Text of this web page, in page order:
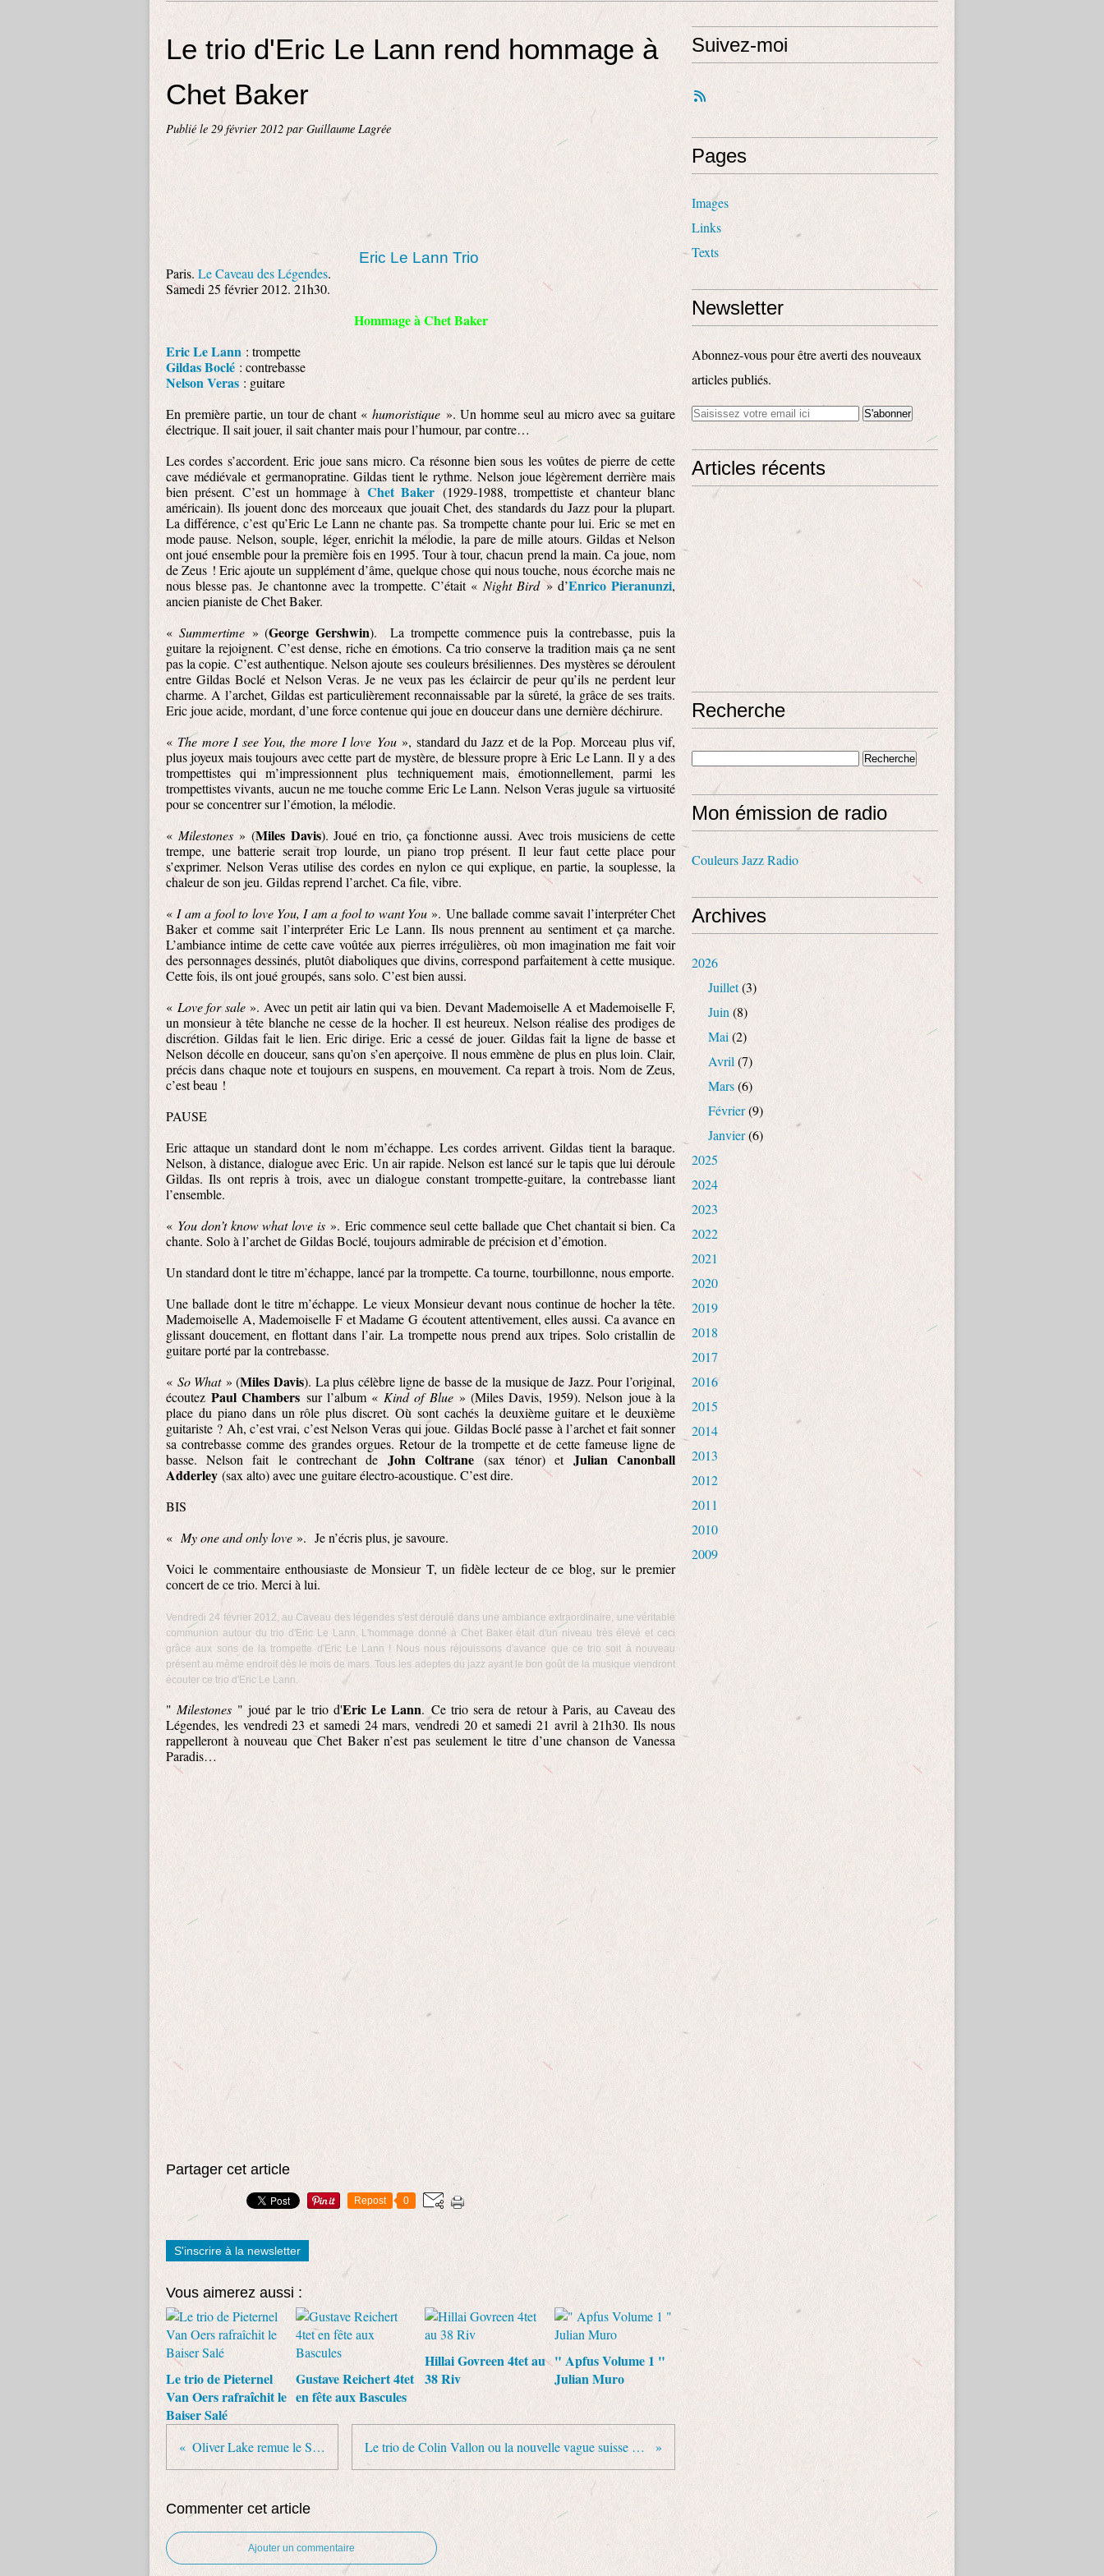
Le trio d'Eric Le Lann rend hommage à
Chet Baker
Publié le 29 février 2012 par Guillaume Lagrée
Eric Le Lann Trio
Paris. Le Caveau des Légendes.
Samedi 25 février 2012. 21h30.
Hommage à Chet Baker
Eric Le Lann : trompette
Gildas Boclé : contrebasse
Nelson Veras : guitare
En première partie, un tour de chant «humoristique ». Un homme seul au micro avec sa guitare
électrique. Il sait jouer, il sait chanter mais pour l’humour, par contre…
Les cordes s’accordent. Eric joue sans micro. Ca résonne bien sous les voûtes de pierre de cette
cave médiévale et germanopratine. Gildas tient le rythme. Nelson joue légèrement derrière mais
bien présent. C’est un hommage à Chet Baker (1929-1988, trompettiste et chanteur blanc
américain). Ils jouent donc des morceaux que jouait Chet, des standards du Jazz pour la plupart.
La différence, c’est qu’Eric Le Lann ne chante pas. Sa trompette chante pour lui. Eric se met en
mode pause. Nelson, souple, léger, enrichit la mélodie, la pare de mille atours. Gildas et Nelson
ont joué ensemble pour la première fois en 1995. Tour à tour, chacun prend la main. Ca joue, nom
de Zeus ! Eric ajoute un supplément d’âme, quelque chose qui nous touche, nous écorche mais ne
nous blesse pas. Je chantonne avec la trompette. C’était « Night Bird» d’Enrico Pieranunzi,
ancien pianiste de Chet Baker.
«Summertime » (George Gershwin).
La trompette commence puis la contrebasse, puis la
guitare la rejoignent. C’est dense, riche en émotions. Ca trio conserve la tradition mais ça ne sent
pas la copie. C’est authentique. Nelson ajoute ses couleurs brésiliennes. Des mystères se déroulent
entre Gildas Boclé et Nelson Veras. Je ne veux pas les éclaircir de peur qu’ils ne perdent leur
charme. A l’archet, Gildas est particulièrement reconnaissable par la sûreté, la grâce de ses traits.
Eric joue acide, mordant, d’une force contenue qui joue en douceur dans une dernière déchirure.
« The more I see You, the more I love You», standard du Jazz et de la Pop.Morceau plus vif,
plus joyeux mais toujours avec cette part de mystère, de blessure propre à Eric Le Lann. Il y a des
trompettistes qui m’impressionnent plus techniquement mais, émotionnellement, parmi les
trompettistes vivants, aucun ne me touche comme Eric Le Lann. Nelson Veras jugule sa virtuosité
pour se concentrer sur l’émotion, la mélodie.
« Milestones» (Miles Davis). Joué en trio, ça fonctionne aussi. Avec trois musiciens de cette
trempe, une batterie serait trop lourde, un piano trop présent. Il leur faut cette place pour
s’exprimer. Nelson Veras utilise des cordes en nylon ce qui explique, en partie, la souplesse, la
chaleur de son jeu. Gildas reprend l’archet. Ca file, vibre.
« I am a fool to love You, I am a fool to want You ». Une ballade comme savait l’interpréter Chet
Baker et comme sait l’interpréter Eric Le Lann. Ils nous prennent au sentiment et ça marche.
L’ambiance intime de cette cave voûtée aux pierres irrégulières, où mon imagination me fait voir
des personnages dessinés, plutôt diaboliques que divins, correspond parfaitement à cette musique.
Cette fois, ils ont joué groupés, sans solo. C’est bien aussi.
« Love for sale». Avec un petit air latin qui va bien. Devant Mademoiselle A et Mademoiselle F,
un monsieur à tête blanche ne cesse de la hocher. Il est heureux. Nelson réalise des prodiges de
discrétion. Gildas fait le lien. Eric dirige. Eric a cessé de jouer. Gildas fait la ligne de basse et
Nelson décolle en douceur, sans qu’on s’en aperçoive. Il nous emmène de plus en plus loin. Clair,
précis dans chaque note et toujours en suspens, en mouvement. Ca repart à trois. Nom de Zeus,
c’est beau !
PAUSE
Eric attaque un standard dont le nom m’échappe. Les cordes arrivent. Gildas tient la baraque.
Nelson, à distance, dialogue avec Eric. Un air rapide. Nelson est lancé sur le tapis que lui déroule
Gildas. Ils ont repris à trois, avec un dialogue constant trompette-guitare, la contrebasse liant
l’ensemble.
« You don’t know what love is ». Eric commence seul cette ballade que Chet chantait si bien. Ca
chante. Solo à l’archet de Gildas Boclé, toujours admirable de précision et d’émotion.
Un standard dont le titre m’échappe, lancé par la trompette. Ca tourne, tourbillonne, nous emporte.
Une ballade dont le titre m’échappe. Le vieux Monsieur devant nous continue de hocher la tête.
Mademoiselle A, Mademoiselle F et Madame G écoutent attentivement, elles aussi. Ca avance en
glissant doucement, en flottant dans l’air. La trompette nous prend aux tripes. Solo cristallin de
guitare porté par la contrebasse.
« So What» (Miles Davis). La plus célèbre ligne de basse de la musique de Jazz. Pour l’original,
écoutezPaul Chambers sur l’album « Kind of Blue» (Miles Davis, 1959). Nelson joue à la
place du piano dans un rôle plus discret. Où sont cachés la deuxième guitare et le deuxième
guitariste ? Ah, c’est vrai, c’est Nelson Veras qui joue. Gildas Boclé passe à l’archet et fait sonner
sa contrebasse comme des grandes orgues. Retour de la trompette et de cette fameuse ligne de
basse. Nelson fait le contrechant de John Coltrane (sax ténor) et Julian Canonball
Adderley (sax alto) avec une guitare électro-acoustique. C’est dire.
BIS
« My one and only love ». Je n’écris plus, je savoure.
Voici le commentaire enthousiaste de Monsieur T, un fidèle lecteur de ce blog, sur le premier
concert de ce trio. Merci à lui.
Vendredi 24 février 2012, au Caveau des légendes s'est déroulé dans une ambiance extraordinaire, une véritable
communion autour du trio d'Eric Le Lann. L'hommage donné à Chet Baker était d'un niveau très élevé et ceci
grâce aux sons de la trompette d'Eric Le Lann ! Nous nous réjouissons d'avance que ce trio soit à nouveau
présent au même endroit dès le mois de mars. Tous les adeptes du jazz ayant le bon goût de la musique viendront
écouter ce trio d'Eric Le Lann.
" Milestones " joué par le trio d'Eric Le Lann. Ce trio sera de retour à Paris, au Caveau des
Légendes, les vendredi 23 et samedi 24 mars, vendredi 20 et samedi 21 avril à 21h30. Ils nous
rappelleront à nouveau que Chet Baker n’est pas seulement le titre d’une chanson de Vanessa
Paradis…
Partager cet article
Repost 0
S'inscrire à la newsletter
Vous aimerez aussi :
Le trio de Pieternel
Van Oers rafraîchit le
Baiser Salé
Gustave Reichert 4tet
en fête aux Bascules
Hillai Govreen 4tet au
38 Riv
" Apfus Volume 1 "
Julian Muro
Oliver Lake remue le Sunset Le trio de Colin Vallon ou la nouvelle vague suisse sur Paris
Commenter cet article
Ajouter un commentaire
Suivez-moi
Pages
Images
Links
Texts
Newsletter
Abonnez-vous pour être averti des nouveaux
articles publiés.
Articles récents
Recherche
Mon émission de radio
Couleurs Jazz Radio
Archives
2026
Juillet(3)
Juin (8)
Mai (2)
Avril (7)
Mars(6)
Février(9)
Janvier(6)
2025
2024
2023
2022
2021
2020
2019
2018
2017
2016
2015
2014
2013
2012
2011
2010
2009